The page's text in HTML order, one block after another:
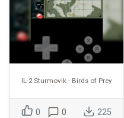
IL-2 Sturmovik - Birds of Prey
0 0 225